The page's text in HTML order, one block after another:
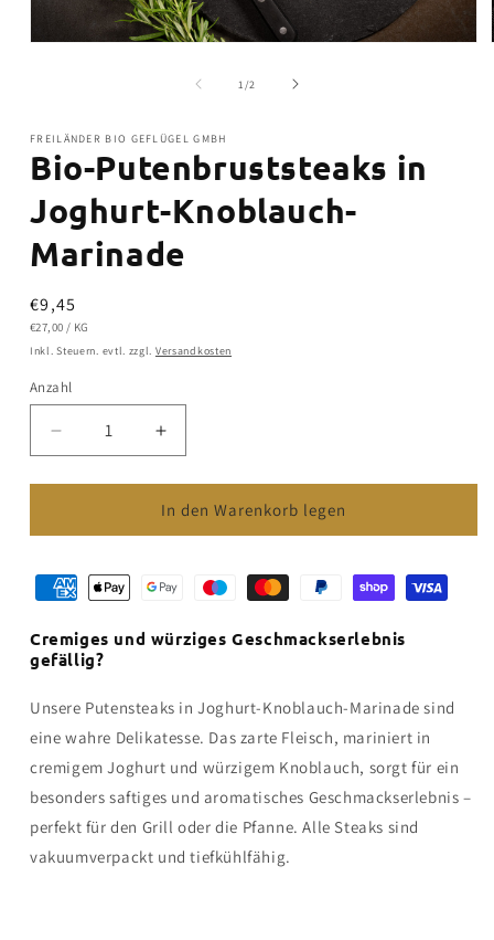
1/von
2
FREILÄNDER BIO GEFLÜGEL GMBH
Bio-Putenbruststeaks in
Joghurt-Knoblauch-
Marinade
Normaler
Preis
€9,45
GRUNDPREIS
€27,00 / PRO
KG
Inkl. Steuern. evtl. zzgl. Versandkosten
Anzahl
Verringere
die
Menge
Bio-
in
Joghurt-
Marinade
Erhöhe
die
Menge
für
Bio-
in
Joghurt-
Marinade
In den Warenkorb legen
Cremiges und würziges Geschmackserlebnis
gefällig?
Unsere Putensteaks in Joghurt-Knoblauch-Marinade sind
eine wahre Delikatesse. Das zarte Fleisch, mariniert in
cremigem Joghurt und würzigem Knoblauch, sorgt für ein
besonders saftiges und aromatisches Geschmackserlebnis –
perfekt für den Grill oder die Pfanne. Alle Steaks sind
vakuumverpackt und tiefkühlfähig.